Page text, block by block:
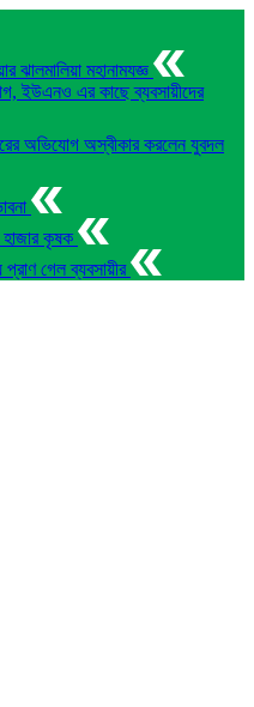
ঝালমালিয়া মহানামযজ্ঞ
ইউএনও এর কাছে ব্যবসায়ীদের
অভিযোগ অস্বীকার করলেন যুবদল
কৃষক
গেল ব্যবসায়ীর